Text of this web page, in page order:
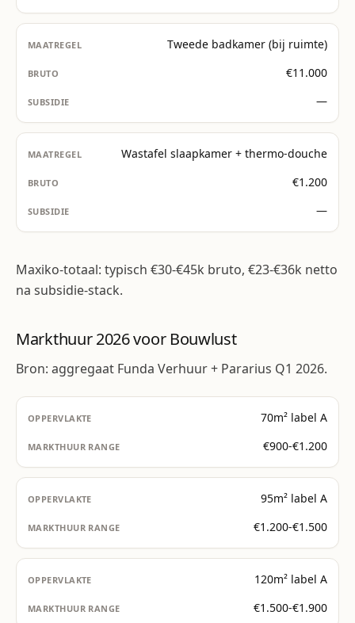
Tweede badkamer (bij ruimte)
€11.000
—
Wastafel slaapkamer + thermo-douche
€1.200
—
Maxiko-totaal: typisch €30-€45k bruto, €23-€36k netto
na subsidie-stack.
Markthuur 2026 voor Bouwlust
Bron: aggregaat Funda Verhuur + Pararius Q1 2026.
70m² label A
€900-€1.200
95m² label A
€1.200-€1.500
120m² label A
€1.500-€1.900